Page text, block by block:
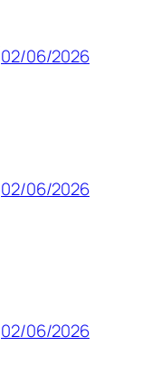
02/06/2026
02/06/2026
02/06/2026